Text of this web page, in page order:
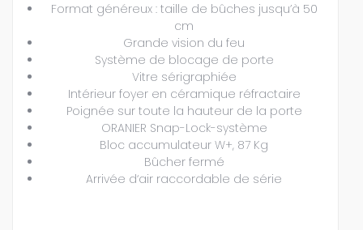
Format généreux : taille de bûches jusqu’à 50
cm
Grande vision du feu
Système de blocage de porte
Vitre sérigraphiée
Intérieur foyer en céramique réfractaire
Poignée sur toute la hauteur de la porte
ORANIER Snap-Lock-système
Bloc accumulateur W+, 87 Kg
Bûcher fermé
Arrivée d‘air raccordable de série